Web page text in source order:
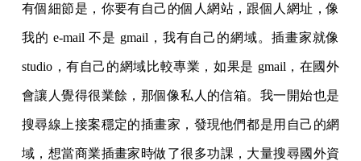
有個細節是，你要有自己的個人網站，跟個人網址，像
我的 e-mail 不是 gmail，我有自己的網域。插畫家就像
studio，有自己的網域比較專業，如果是 gmail，在國外
會讓人覺得很業餘，那個像私人的信箱。我一開始也是
搜尋線上接案穩定的插畫家，發現他們都是用自己的網
域，想當商業插畫家時做了很多功課，大量搜尋國外資